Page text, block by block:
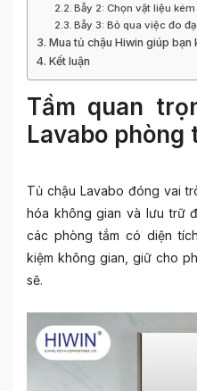
Bẫy 2: Chọn vật liệu
Bẫy 3: Bỏ qua việc đo
Mua tủ chậu Hiwin giúp bạn
Kết luận
Tầm quan
Lavabo phòng
Tủ chậu Lavabo đóng vai
hóa không gian và lưu trữ
các phòng tắm có diện
kiệm không gian, giữ cho
sẽ.